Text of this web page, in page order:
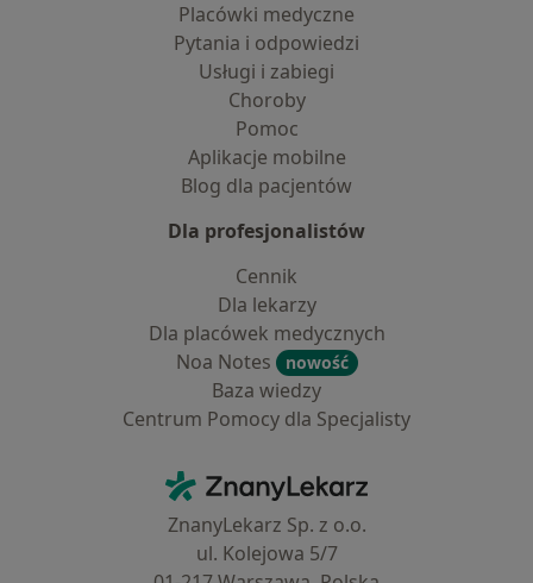
Placówki medyczne
Pytania i odpowiedzi
Usługi i zabiegi
Choroby
Pomoc
Aplikacje mobilne
Blog dla pacjentów
Dla profesjonalistów
Cennik
Dla lekarzy
Dla placówek medycznych
Noa Notes
nowość
Baza wiedzy
Centrum Pomocy dla Specjalisty
ZnanyLekarz - Strona główna
ZnanyLekarz Sp. z o.o.
ul. Kolejowa 5/7